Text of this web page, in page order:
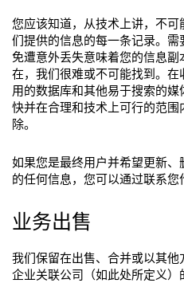
您应该知道，从技术上讲，不
们提供的信息的每一条记录。
免遭意外丢失意味着您的信息
在，我们很难或不可能找到。
用的数据库和其他易于搜索的
快并在合理和技术上可行的范围
除。
如果您是最终用户并希望更新
的任何信息，您可以通过联系您
业务出售
我们保留在出售、合并或以其
企业关联公司（如此处所定义